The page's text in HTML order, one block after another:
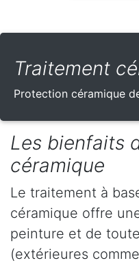
Traitement
Protection céramique
Les bienfaits
céramique
Le traitement à
céramique offre
peinture et de
(extérieures